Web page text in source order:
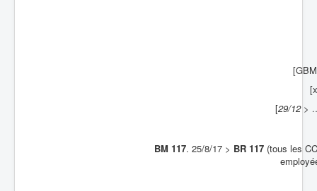
[29/12 >
BM 117. 25/8/17 > BR 117 (tous les